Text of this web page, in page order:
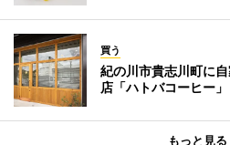
買う
紀の川市貴志川町に
店「ハトバコーヒー
もっと見る